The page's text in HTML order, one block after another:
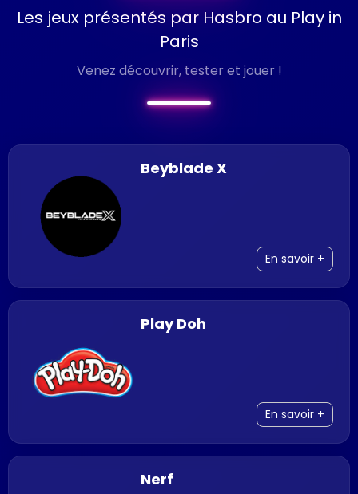
Les jeux présentés par Hasbro au Play in
Paris
Venez découvrir, tester et jouer !
Beyblade X
En savoir +
Play Doh
En savoir +
Nerf